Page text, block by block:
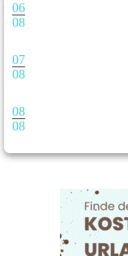
06
08
07
08
08
08